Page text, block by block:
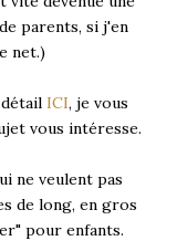
parents, si j'en
net.)
ICI, je vous
vous intéresse.
ne veulent pas
de long, en gros
pour enfants.